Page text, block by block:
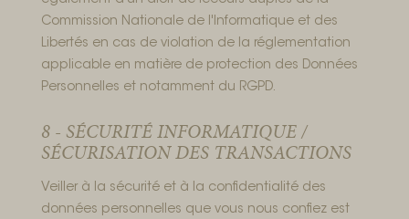
Commission Nationale de l'Informatique et des
Libertés en cas de violation de la réglementation
applicable en matière de protection des Données
Personnelles et notamment du RGPD.
8 - SÉCURITÉ INFORMATIQUE /
SÉCURISATION DES TRANSACTIONS
Veiller à la sécurité et à la confidentialité des
données personnelles que vous nous confiez est